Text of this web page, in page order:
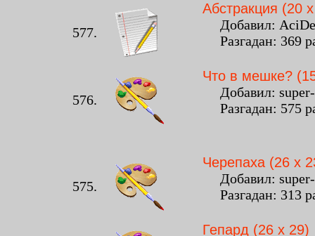
577.
Абстракция (20
Добавил:
Разгадан: 369
576.
Что в мешке?
Добавил: super-
Разгадан: 575
575.
Черепаха (26 x
Добавил: super-
Разгадан: 313
Гепард (26 x 29)